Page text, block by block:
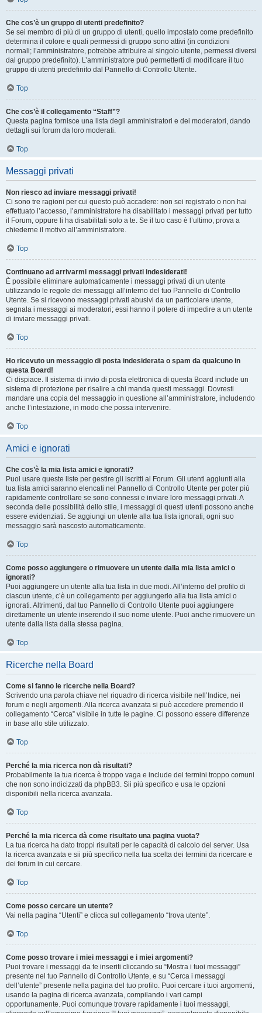
Che cos’è un gruppo di utenti predefinito?
Se sei membro di più di un gruppo di utenti, quello impostato come predefinito
determina il colore e quali permessi di gruppo sono attivi (in condizioni
normali; l’amministratore, potrebbe attribuire al singolo utente, permessi diversi
dal gruppo predefinito). L’amministratore può permetterti di modificare il tuo
gruppo di utenti predefinito dal Pannello di Controllo Utente.
Top
Che cos’è il collegamento “Staff”?
Questa pagina fornisce una lista degli amministratori e dei moderatori, dando
dettagli sui forum da loro moderati.
Top
Messaggi privati
Non riesco ad inviare messaggi privati!
Ci sono tre ragioni per cui questo può accadere: non sei registrato o non hai
effettuato l’accesso, l’amministratore ha disabilitato i messaggi privati per tutto
il Forum, oppure li ha disabilitati solo a te. Se il tuo caso è l’ultimo, prova a
chiederne il motivo all’amministratore.
Top
Continuano ad arrivarmi messaggi privati indesiderati!
È possibile eliminare automaticamente i messaggi privati ​​di un utente
utilizzando le regole dei messaggi all’interno del tuo Pannello di Controllo
Utente. Se si ricevono messaggi privati ​​abusivi da un particolare utente,
segnala i messaggi ai moderatori; essi hanno il potere di impedire a un utente
di inviare messaggi privati​​.
Top
Ho ricevuto un messaggio di posta indesiderata o spam da qualcuno in
questa Board!
Ci dispiace. Il sistema di invio di posta elettronica di questa Board include un
sistema di protezione per risalire a chi manda questi messaggi. Dovresti
mandare una copia del messaggio in questione all’amministratore, includendo
anche l’intestazione, in modo che possa intervenire.
Top
Amici e ignorati
Che cos’è la mia lista amici e ignorati?
Puoi usare queste liste per gestire gli iscritti al Forum. Gli utenti aggiunti alla
tua lista amici saranno elencati nel Pannello di Controllo Utente per poter più
rapidamente controllare se sono connessi e inviare loro messaggi privati. A
seconda delle possibilità dello stile, i messaggi di questi utenti possono anche
essere evidenziati. Se aggiungi un utente alla tua lista ignorati, ogni suo
messaggio sarà nascosto automaticamente.
Top
Come posso aggiungere o rimuovere un utente dalla mia lista amici o
ignorati?
Puoi aggiungere un utente alla tua lista in due modi. All’interno del profilo di
ciascun utente, c’è un collegamento per aggiungerlo alla tua lista amici o
ignorati. Altrimenti, dal tuo Pannello di Controllo Utente puoi aggiungere
direttamente un utente inserendo il suo nome utente. Puoi anche rimuovere un
utente dalla lista dalla stessa pagina.
Top
Ricerche nella Board
Come si fanno le ricerche nella Board?
Scrivendo una parola chiave nel riquadro di ricerca visibile nell’Indice, nei
forum e negli argomenti. Alla ricerca avanzata si può accedere premendo il
collegamento “Cerca” visibile in tutte le pagine. Ci possono essere differenze
in base allo stile utilizzato.
Top
Perché la mia ricerca non dà risultati?
Probabilmente la tua ricerca è troppo vaga e include dei termini troppo comuni
che non sono indicizzati da phpBB3. Sii più specifico e usa le opzioni
disponibili nella ricerca avanzata.
Top
Perché la mia ricerca dà come risultato una pagina vuota?
La tua ricerca ha dato troppi risultati per le capacità di calcolo del server. Usa
la ricerca avanzata e sii più specifico nella tua scelta dei termini da ricercare e
dei forum in cui cercare.
Top
Come posso cercare un utente?
Vai nella pagina “Utenti” e clicca sul collegamento “trova utente”.
Top
Come posso trovare i miei messaggi e i miei argomenti?
Puoi trovare i messaggi da te inseriti cliccando su “Mostra i tuoi messaggi”
presente nel tuo Pannello di Controllo Utente, e su “Cerca i messaggi
dell’utente” presente nella pagina del tuo profilo. Puoi cercare i tuoi argomenti,
usando la pagina di ricerca avanzata, compilando i vari campi
opportunamente. Puoi comunque trovare rapidamente i tuoi messaggi,